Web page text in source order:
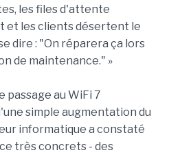
les files d'attente
et les clients désertent le
dire : "On réparera ça lors
de maintenance." »
passage au WiFi 7
simple augmentation du
informatique a constaté
très concrets - des